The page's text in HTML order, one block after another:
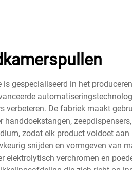
gespecialiseerd in het
De fabriek maakt
zodat elk product voldoet
snijden en vormgeven van
verchromen en